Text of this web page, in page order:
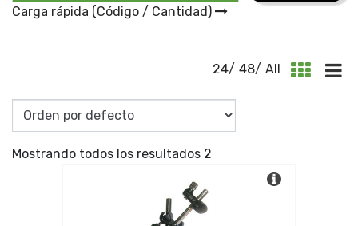
Carga rápida (Código / Cantidad)
24/ 48/ All
Mostrando todos los resultados 2